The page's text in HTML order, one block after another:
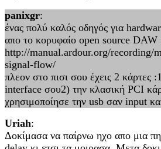
panixgr:
ένας πολύ καλός οδηγός για
απο το κορυφαίο open source DAW
http://manual.ardour.org/recording/
signal-flow/
πλεον στο πισι σου έχεις 2 κάρτες
interface σου2) την κλασική PCI
χρησιμοποίησε την usb σαν input
Uriah:
Δοκίμασα να παίρνω ηχο απο μια